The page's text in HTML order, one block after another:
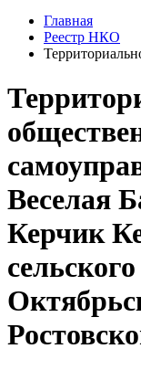
Главная
Реестр НКО
Веселая
Керчик